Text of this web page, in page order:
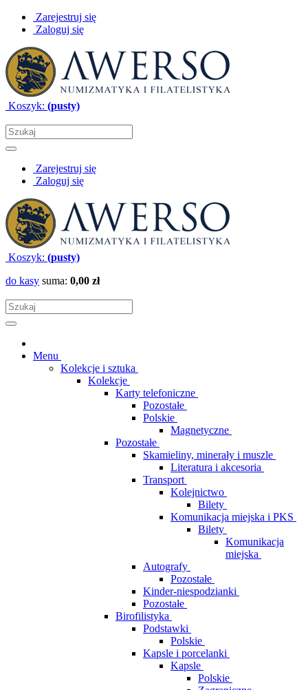
Zarejestruj się
Zaloguj się
Koszyk: (pusty)
Zarejestruj się
Zaloguj się
Koszyk: (pusty)
do kasy suma: 0,00 zł
Menu
Kolekcje i sztuka
Kolekcje
Karty telefoniczne
Pozostałe
Polskie
Magnetyczne
Pozostałe
Skamieliny, minerały i muszle
Literatura i akcesoria
Transport
Kolejnictwo
Bilety
Komunikacja miejska i PKS
Bilety
Komunikacja
miejska
Autografy
Pozostałe
Kinder-niespodzianki
Pozostałe
Birofilistyka
Podstawki
Polskie
Kapsle i porcelanki
Kapsle
Polskie